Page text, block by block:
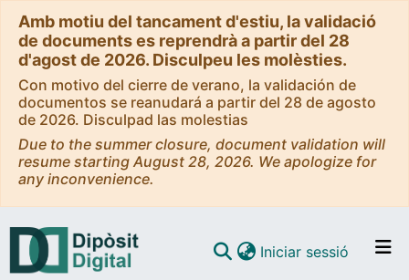
Amb motiu del tancament d'estiu, la validació
de documents es reprendrà a partir del 28
d'agost de 2026. Disculpeu les molèsties.
Con motivo del cierre de verano, la validación de
documentos se reanudará a partir del 28 de agosto
de 2026. Disculpad las molestias
Due to the summer closure, document validation will
resume starting August 28, 2026. We apologize for
any inconvenience.
Iniciar sessió (current)